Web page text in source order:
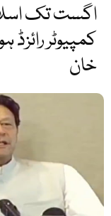
اگست تک
کمپیوٹر
خان